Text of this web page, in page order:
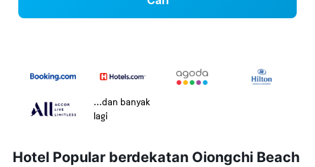
...dan banyak
lagi
Hotel Popular berdekatan Oiongchi Beach